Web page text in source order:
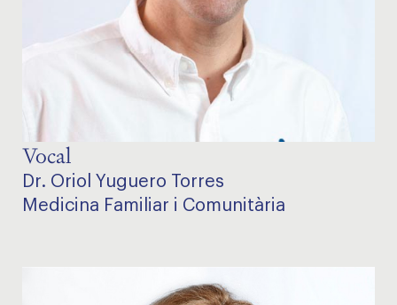
Vocal
Dr. Oriol Yuguero Torres
Medicina Familiar i Comunitària